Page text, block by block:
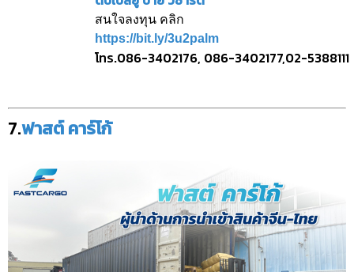
สนใจลงทุน คลิก
https://bit.ly/3u2palm
โทร.086-3402176, 086-3402177,02-5388111
7.ฟาสต์ คาร์โก้